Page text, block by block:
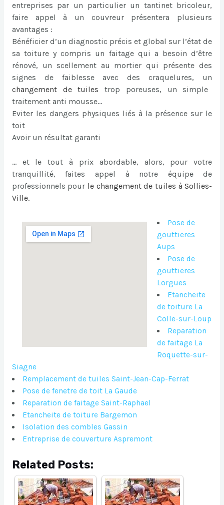
entreprises par un particulier un tantinet bricoleur,
faire appel à un couvreur présentera plusieurs
avantages :
Bénéficier d’un diagnostic précis et global sur l’état de
sa toiture y compris un faitage qui a besoin d’être
rénové, un scellement au mortier qui présente des
signes de faiblesse avec des craquelures, un
changement de tuiles trop poreuses, un simple
traitement anti mousse…
Eviter les dangers physiques liés à la présence sur le
toit
Avoir un résultat garanti
… et le tout à prix abordable, alors, pour votre
tranquillité, faites appel à notre équipe de
professionnels pour le changement de tuiles à Sollies-
Ville.
Pose de
gouttieres
Aups
Pose de
gouttieres
Lorgues
Etancheite
de toiture La
Colle-sur-Loup
Reparation
de faitage La
Roquette-sur-
Siagne
Remplacement de tuiles Saint-Jean-Cap-Ferrat
Pose de fenetre de toit La Gaude
Reparation de faitage Saint-Raphael
Etancheite de toiture Bargemon
Isolation des combles Gassin
Entreprise de couverture Aspremont
Related Posts: